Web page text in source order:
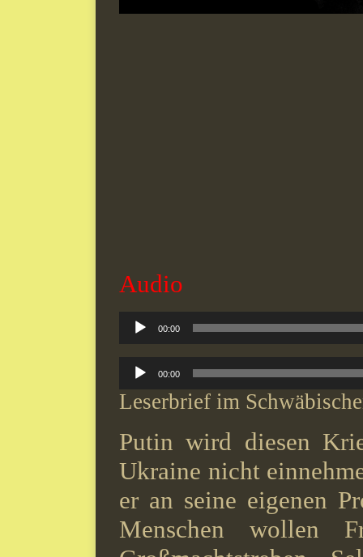
Audio
Audio-
Player
00:00
Audio-
Player
00:00
Leserbrief im
Putin wird diesen
Ukraine nicht
er an seine eigenen
Menschen wollen